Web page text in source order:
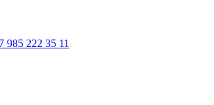
985 222 35 11